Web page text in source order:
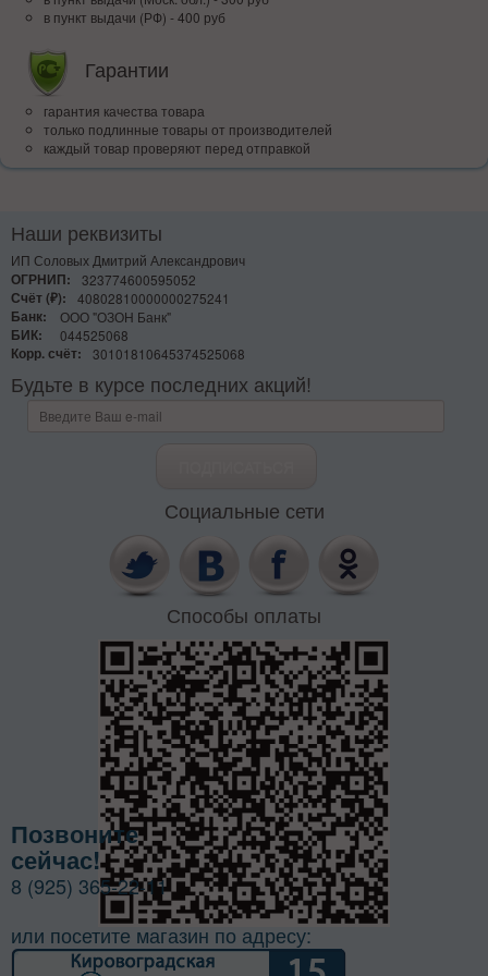
в пункт выдачи (РФ) - 400 руб
Гарантии
гарантия качества товара
только подлинные товары от производителей
каждый товар проверяют перед отправкой
Наши реквизиты
ИП Соловых Дмитрий Александрович
ОГРНИП:
323774600595052
Счёт (₽):
40802810000000275241
Банк:
ООО "ОЗОН Банк"
БИК:
044525068
Корр. счёт:
30101810645374525068
Будьте в курсе последних акций!
Социальные сети
Способы оплаты
Позвоните
сейчас!
8 (925) 365-22-11
или посетите магазин по адресу: